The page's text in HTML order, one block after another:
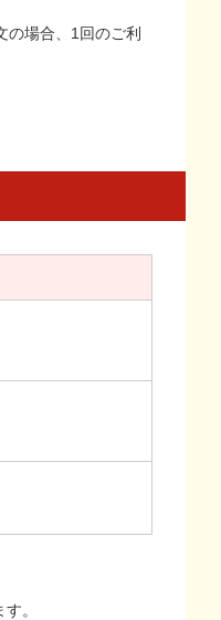
の場合、1回のご利
。